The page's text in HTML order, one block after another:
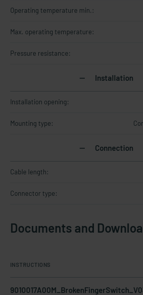
Operating temperature min.:
Max. operating temperature:
Pressure resistance:
Installation
Installation opening:
Mounting type:
Connection
Cable length:
Connector type:
Documents and
INSTRUCTIONS